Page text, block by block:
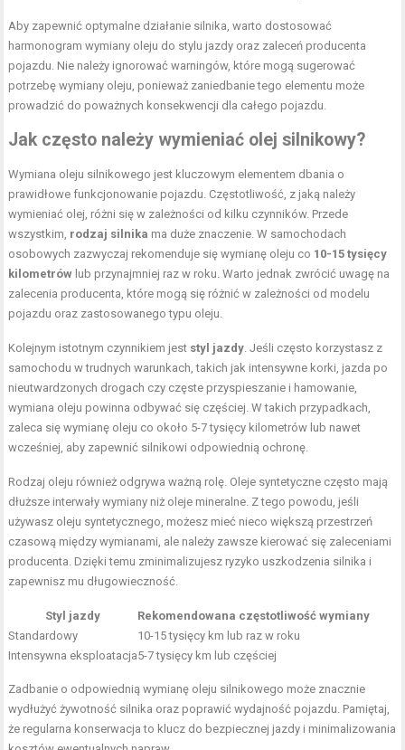
Aby zapewnić optymalne działanie silnika, warto dostosować
harmonogram wymiany oleju do stylu jazdy oraz zaleceń producenta
pojazdu. Nie należy ignorować warningów, które mogą sugerować
potrzebę wymiany oleju, ponieważ zaniedbanie tego elementu może
prowadzić do poważnych konsekwencji dla całego pojazdu.
Jak często należy wymieniać olej silnikowy?
Wymiana oleju silnikowego jest kluczowym elementem dbania o
prawidłowe funkcjonowanie pojazdu. Częstotliwość, z jaką należy
wymieniać olej, różni się w zależności od kilku czynników. Przede
wszystkim, rodzaj silnika ma duże znaczenie. W samochodach
osobowych zazwyczaj rekomenduje się wymianę oleju co 10-15 tysięcy
kilometrów lub przynajmniej raz w roku. Warto jednak zwrócić uwagę na
zalecenia producenta, które mogą się różnić w zależności od modelu
pojazdu oraz zastosowanego typu oleju.
Kolejnym istotnym czynnikiem jest styl jazdy. Jeśli często korzystasz z
samochodu w trudnych warunkach, takich jak intensywne korki, jazda po
nieutwardzonych drogach czy częste przyspieszanie i hamowanie,
wymiana oleju powinna odbywać się częściej. W takich przypadkach,
zaleca się wymianę oleju co około 5-7 tysięcy kilometrów lub nawet
wcześniej, aby zapewnić silnikowi odpowiednią ochronę.
Rodzaj oleju również odgrywa ważną rolę. Oleje syntetyczne często mają
dłuższe interwały wymiany niż oleje mineralne. Z tego powodu, jeśli
używasz oleju syntetycznego, możesz mieć nieco większą przestrzeń
czasową między wymianami, ale należy zawsze kierować się zaleceniami
producenta. Dzięki temu zminimalizujesz ryzyko uszkodzenia silnika i
zapewnisz mu długowieczność.
Styl jazdy
Rekomendowana częstotliwość wymiany
Standardowy
10-15 tysięcy km lub raz w roku
Intensywna eksploatacja5-7 tysięcy km lub częściej
Zadbanie o odpowiednią wymianę oleju silnikowego może znacznie
wydłużyć żywotność silnika oraz poprawić wydajność pojazdu. Pamiętaj,
że regularna konserwacja to klucz do bezpiecznej jazdy i minimalizowania